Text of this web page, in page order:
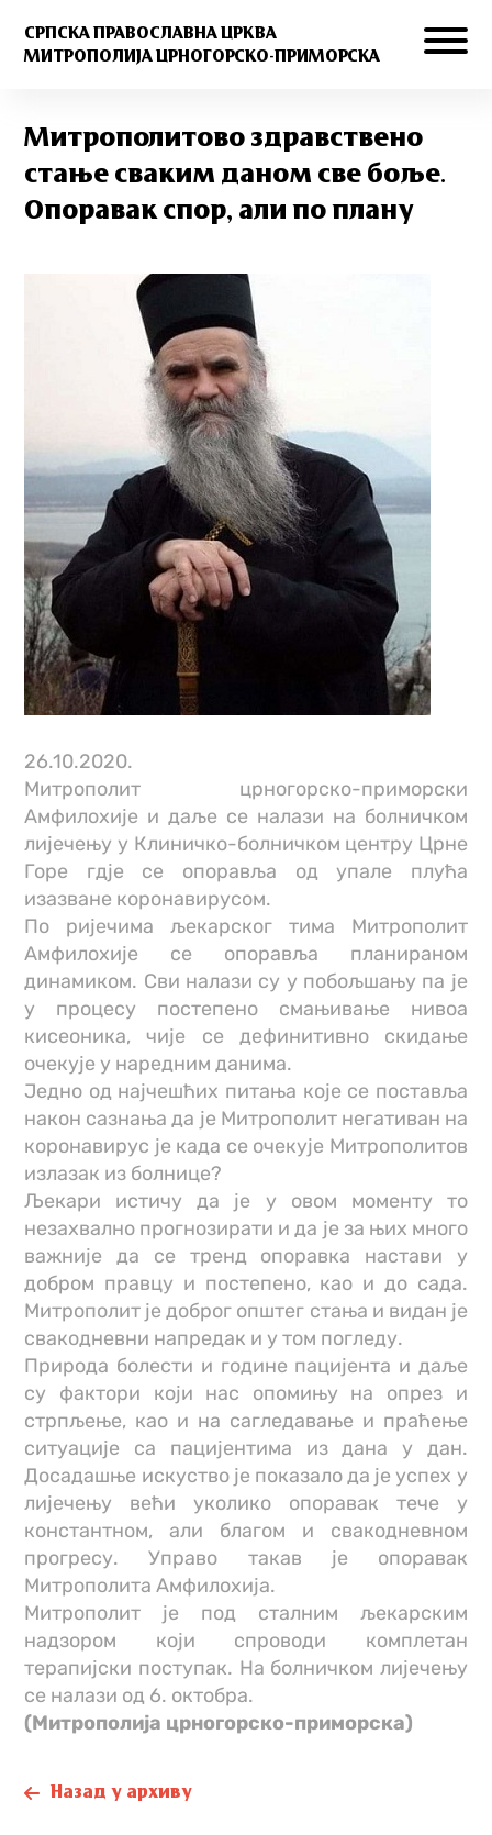
СРПСКА ПРАВОСЛАВНА ЦРКВА
МИТРОПОЛИЈА ЦРНОГОРСКО-ПРИМОРСКА
Митрополитово здравствено
стање сваким даном све боље.
Опоравак спор, али по плану
26.10.2020.
Митрополит црногорско-приморски
Амфилохије и даље се налази на болничком
лијечењу у Клиничко-болничком центру Црне
Горе гдје се опоравља од упале плућа
изазване коронавирусом.
По ријечима љекарског тима Митрополит
Амфилохије се опоравља планираном
динамиком. Сви налази су у побољшању па је
у процесу постепено смањивање нивоа
кисеоника, чије се дефинитивно скидање
очекује у наредним данима.
Једно од најчешћих питања које се поставља
након сазнања да је Митрополит негативан на
коронавирус је када се очекује Митрополитов
излазак из болнице?
Љекари истичу да је у овом моменту то
незахвално прогнозирати и да је за њих много
важније да се тренд опоравка настави у
добром правцу и постепено, као и до сада.
Митрополит је доброг општег стања и видан је
свакодневни напредак и у том погледу.
Природа болести и године пацијента и даље
су фактори који нас опомињу на опрез и
стрпљење, као и на сагледавање и праћење
ситуације са пацијентима из дана у дан.
Досадашње искуство је показало да је успех у
лијечењу већи уколико опоравак тече у
константном, али благом и свакодневном
прогресу. Управо такав је опоравак
Митрополита Амфилохија.
Митрополит је под сталним љекарским
надзором који спроводи комплетан
терапијски поступак. На болничком лијечењу
се налази од 6. октобра.
(Митрополија црногорско-приморска)
Назад у архиву